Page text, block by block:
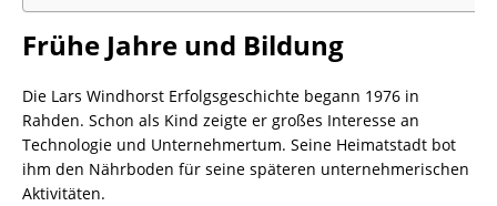
Frühe Jahre und Bildung
Die Lars Windhorst Erfolgsgeschichte begann 1976 in
Rahden. Schon als Kind zeigte er großes Interesse an
Technologie und Unternehmertum. Seine Heimatstadt bot
ihm den Nährboden für seine späteren unternehmerischen
Aktivitäten.